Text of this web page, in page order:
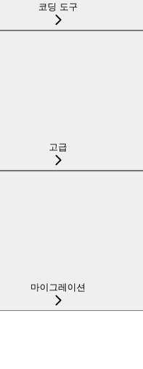
코딩 도구
고급
마이그레이션